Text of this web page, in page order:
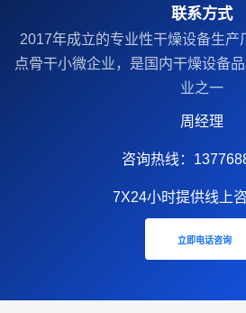
联系方式
2017年成立的‌专业性干燥设备生产
点骨干小微企业，是国内干燥设备
业之一
周经理
咨询热线：
7X24小时提供线上
立即电话咨询